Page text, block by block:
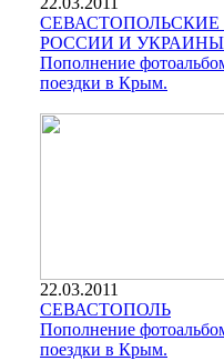
РОССИИ И УКРАИНЫ
Пополнение
поездки в Крым.
22.03.2011
СЕВАСТОПОЛЬ
Пополнение
поездки в Крым.